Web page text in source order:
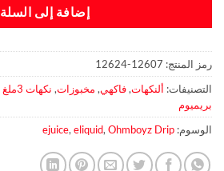
إضافة إلى السلة
رمز المنتج: 12607-12624
التصنيفات: ألنكهات,فاكهي, مخبوزات, نكهات 3ملغ 6ملغ 12ملغ 18ملغ
بريميوم
الوسوم:
ejuice, eliquid, Ohmboyz Drip